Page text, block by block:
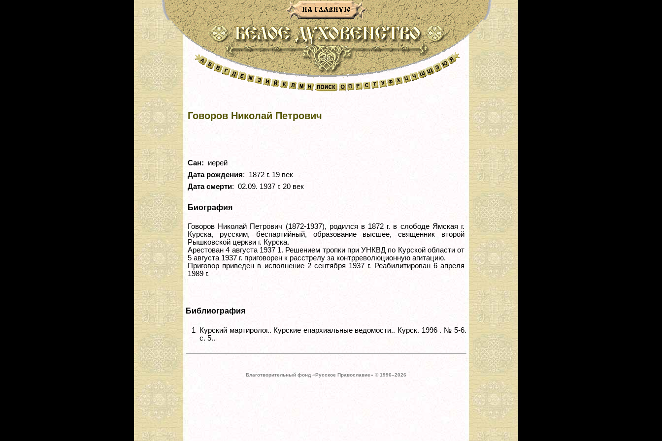
Говоров Николай Петрович
Сан: иерей
Дата рождения: 1872 г. 19 век
Дата смерти: 02.09. 1937 г. 20 век
Биография
Говоров Николай Петрович (1872-1937), родился в 1872 г. в слободе Ямская г.
Курска, русским, беспартийный, образование высшее, священник второй
Рышковской церкви г. Курска.
Арестован 4 августа 1937 1. Решением тропки при УНКВД по Курской области от
5 августа 1937 г. приговорен к расстрелу за контрреволюционную агитацию.
Приговор приведен в исполнение 2 сентября 1937 г. Реабилитирован 6 апреля
1989 г.
Библиография
1
Курский мартиролог.. Курские епархиальные ведомости.. Курск. 1996 . № 5-6.
с. 5..
Благотворительный фонд «Русское Православие» © 1996–2026